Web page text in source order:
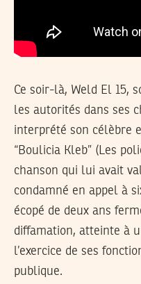
Ce soir-là, Weld El 15,
les autorités dans ses
interprété son célèbre
“Boulicia Kleb” (Les
chanson qui lui avait
condamné en appel à
écopé de deux ans
diffamation, atteinte à
l’exercice de ses
publique.